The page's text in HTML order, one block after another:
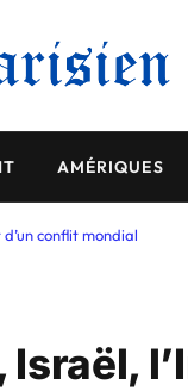
AMÉRIQUES
conflit mondial